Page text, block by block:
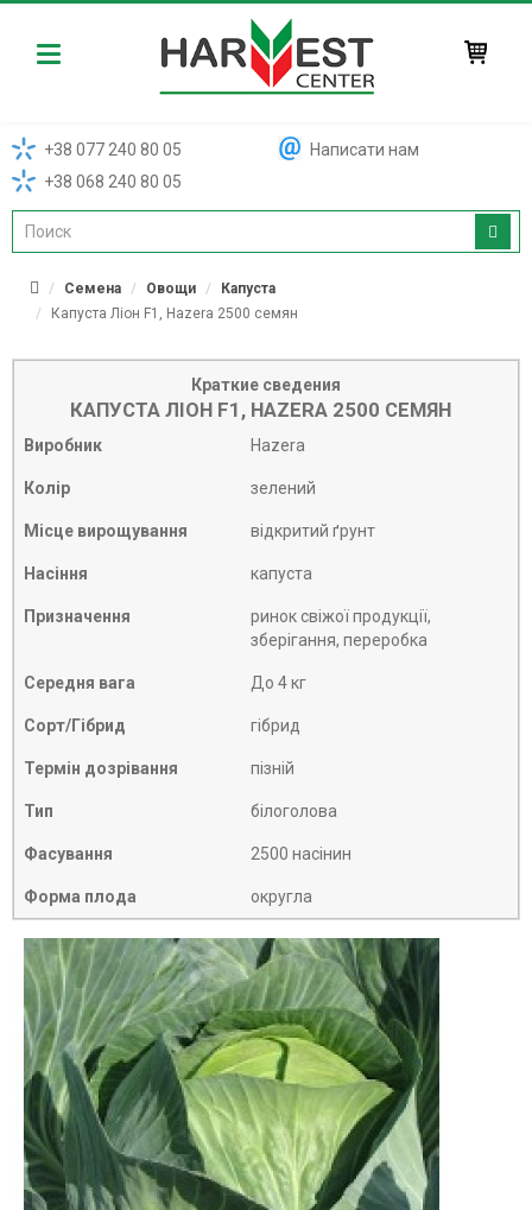
Harvest
+38 077 240 80 05
+38 068 240 80 05
Написати нам
Семена Овощи
Капуста
Капуста Ліон F1, Hazera 2500 семян
Краткие сведения
КАПУСТА ЛІОН F1, HAZERA 2500 СЕМЯН
Виробник Hazera
Колір зелений
Місце вирощування відкритий ґрунт
Насіння капуста
Призначення
ринок свіжої продукції,
зберігання, переробка
Середня вага До 4 кг
Сорт/Гібрид гібрид
Термін дозрівання пізній
Тип білоголова
Фасування 2500 насінин
Форма плода округла